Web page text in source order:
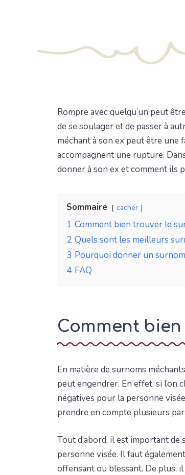
Rompre avec quelqu’un peut
de se soulager et de passer à
méchant à son ex peut être une
accompagnent une rupture.
donner à son ex et comment ils
Sommaire cacher
1 Comment bien trouver le
2 Quels sont les meilleurs
3 Pourquoi donner un
4 FAQ
Comment
En matière de surnoms
peut engendrer. En effet, si l’on
négatives pour la personne
prendre en compte plusieurs
Tout d’abord, il est important de
personne visée. Il faut
offensant ou blessant. De plus,